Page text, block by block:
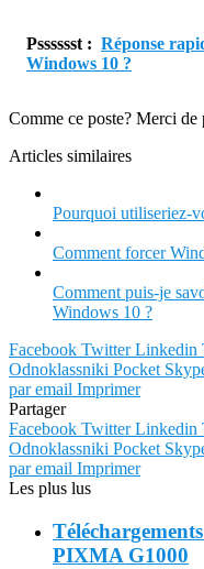
Psssssst : Réponse
Windows 10 ?
Comme ce poste? Merci de
Articles similaires
Pourquoi utiliseriez-
Comment forcer
Comment puis-je
Windows 10 ?
Facebook Twitter Linkedin
Odnoklassniki Pocket
par email Imprimer
Partager
Facebook Twitter Linkedin
Odnoklassniki Pocket
par email Imprimer
Les plus lus
PIXMA G1000